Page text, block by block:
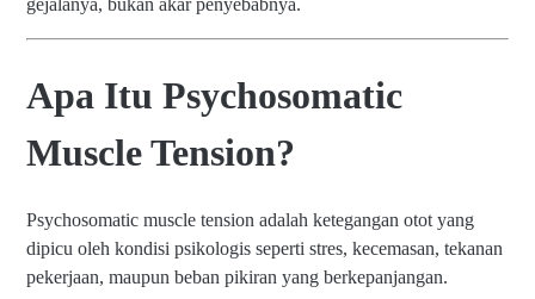
gejalanya, bukan akar penyebabnya.
Apa Itu Psychosomatic
Muscle Tension?
Psychosomatic muscle tension adalah ketegangan otot yang
dipicu oleh kondisi psikologis seperti stres, kecemasan, tekanan
pekerjaan, maupun beban pikiran yang berkepanjangan.